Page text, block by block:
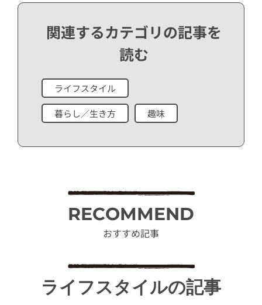
関連するカテゴリの記事を
読む
ライフスタイル
暮らし／生き方 趣味
RECOMMEND
おすすめ記事
ライフスタイルの記事